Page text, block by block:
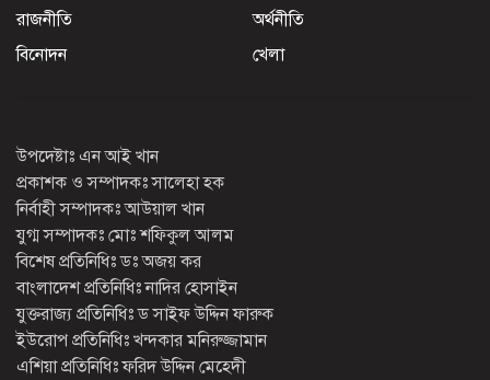
রাজনীতি
অর্থনীতি
বিনোদন
খেলা
উপদেষ্টাঃ এন আই খান
প্রকাশক ও সম্পাদকঃ সালেহা হক
নির্বাহী সম্পাদকঃ আউয়াল খান
যুগ্ম সম্পাদকঃ মোঃ শফিকুল আলম
বিশেষ প্রতিনিধিঃ ডঃ অজয় কর
বাংলাদেশ প্রতিনিধিঃ নাদির হোসাইন
যুক্তরাজ্য প্রতিনিধিঃ ড সাইফ উদ্দিন ফারুক
ইউরোপ প্রতিনিধিঃ খন্দকার মনিরুজ্জামান
এশিয়া প্রতিনিধিঃ ফরিদ উদ্দিন মেহেদী